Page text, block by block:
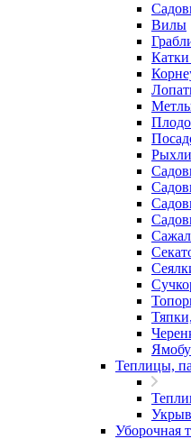
Вилы
Катки
Теплицы,
Уборочная